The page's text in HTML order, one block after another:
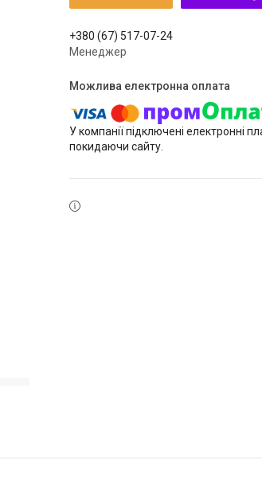
+380 (67) 517-07-24
Менеджер
У компанії підключені електронні
покидаючи сайту.